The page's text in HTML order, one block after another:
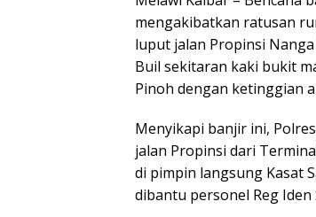
mengakibatkan ratusan
luput jalan Propinsi
Buil sekitaran kaki bukit
Pinoh dengan ketinggian
Menyikapi banjir ini,
jalan Propinsi dari
di pimpin langsung Kasat
dibantu personel Reg Iden